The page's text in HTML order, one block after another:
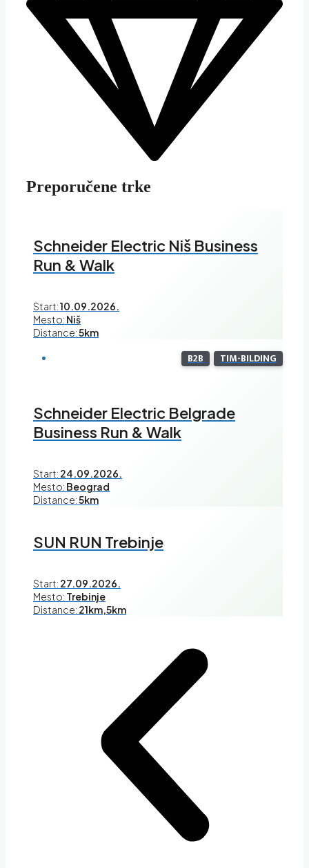
Preporučene trke
Schneider Electric Niš Business
Run & Walk
Start:10.09.2026.
Mesto: Niš
Distance:5km
B2B TIM-BILDING
Schneider Electric Belgrade
Business Run & Walk
Start: 24.09.2026.
Mesto: Beograd
Distance:5km
SUN RUN Trebinje
Start: 27.09.2026.
Mesto: Trebinje
Distance: 21km,5km